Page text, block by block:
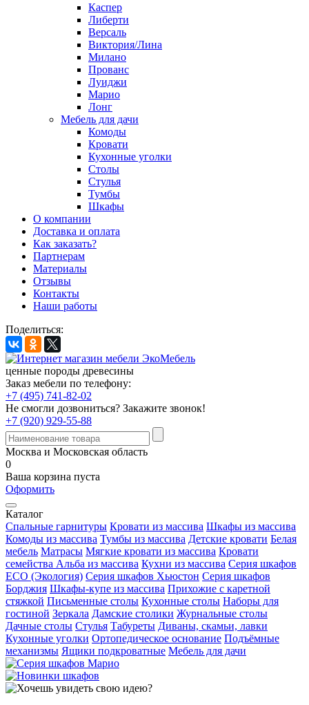
Каспер
Либерти
Версаль
Виктория/Лина
Милано
Прованс
Луиджи
Марио
Лонг
Мебель для дачи
Комоды
Кровати
Кухонные уголки
Столы
Стулья
Тумбы
Шкафы
О компании
Доставка и оплата
Как заказать?
Партнерам
Материалы
Отзывы
Контакты
Наши работы
Поделиться:
ценные породы древесины
Заказ мебели по телефону:
+7 (495) 741-82-02
Не смогли дозвониться? Закажите звонок!
+7 (920) 929-55-88
Москва и Московская область
0
Ваша корзина пуста
Оформить
Каталог
Спальные гарнитуры Кровати из массива Шкафы из массива
Комоды из массива Тумбы из массива Детские кровати Белая
мебель Матрасы Мягкие кровати из массива Кровати
семейства Альба из массива Кухни из массива Серия шкафов
ECO (Экология) Серия шкафов Хьюстон Серия шкафов
Борджия Шкафы-купе из массива Прихожие с каретной
стяжкой Письменные столы Кухонные столы Наборы для
гостиной Зеркала Дамские столики Журнальные столы
Дачные столы Стулья Табуреты Диваны, скамьи, лавки
Кухонные уголки Ортопедическое основание Подъёмные
механизмы Ящики подкроватные Мебель для дачи